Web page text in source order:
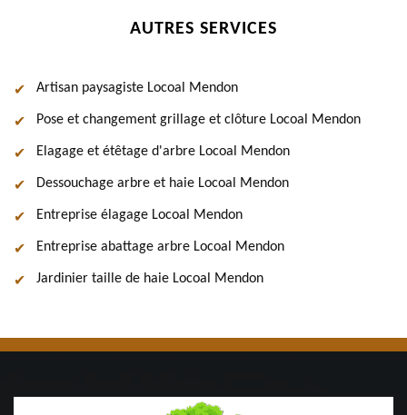
AUTRES SERVICES
Artisan paysagiste Locoal Mendon
Pose et changement grillage et clôture Locoal Mendon
Elagage et étêtage d'arbre Locoal Mendon
Dessouchage arbre et haie Locoal Mendon
Entreprise élagage Locoal Mendon
Entreprise abattage arbre Locoal Mendon
Jardinier taille de haie Locoal Mendon